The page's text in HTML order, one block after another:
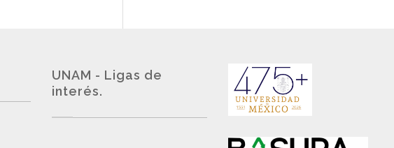
UNAM - Ligas de
interés.